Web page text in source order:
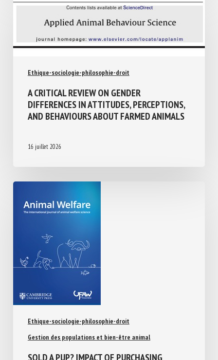
Ethique-sociologie-philosophie-droit
A CRITICAL REVIEW ON GENDER
DIFFERENCES IN ATTITUDES,
PERCEPTIONS, AND BEHAVIOURS ABOUT